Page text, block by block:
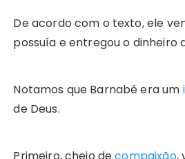
De acordo com o texto, ele
possuía e entregou o dinheiro
Notamos que Barnabé era um
de Deus.